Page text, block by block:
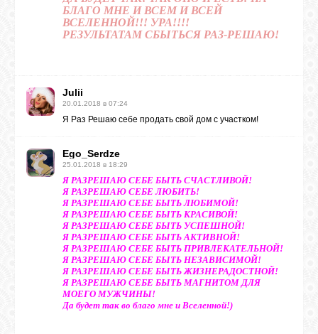
БЛАГО МНЕ И ВСЕМ И ВСЕЙ
ВСЕЛЕННОЙ!!! УРА!!!!
РЕЗУЛЬТАТАМ СБЫТЬСЯ РАЗ-РЕШАЮ!
Julii
20.01.2018 в 07:24
Я Раз Решаю себе продать свой дом с участком!
Ego_Serdze
25.01.2018 в 18:29
Я РАЗРЕШАЮ СЕБЕ БЫТЬ СЧАСТЛИВОЙ!
Я РАЗРЕШАЮ СЕБЕ ЛЮБИТЬ!
Я РАЗРЕШАЮ СЕБЕ БЫТЬ ЛЮБИМОЙ!
Я РАЗРЕШАЮ СЕБЕ БЫТЬ КРАСИВОЙ!
Я РАЗРЕШАЮ СЕБЕ БЫТЬ УСПЕШНОЙ!
Я РАЗРЕШАЮ СЕБЕ БЫТЬ АКТИВНОЙ!
Я РАЗРЕШАЮ СЕБЕ БЫТЬ ПРИВЛЕКАТЕЛЬНОЙ!
Я РАЗРЕШАЮ СЕБЕ БЫТЬ НЕЗАВИСИМОЙ!
Я РАЗРЕШАЮ СЕБЕ БЫТЬ ЖИЗНЕРАДОСТНОЙ!
Я РАЗРЕШАЮ СЕБЕ БЫТЬ МАГНИТОМ ДЛЯ
МОЕГО МУЖЧИНЫ!
Да будет так во благо мне и Вселенной!)